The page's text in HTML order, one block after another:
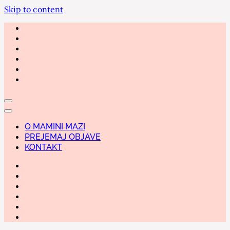
Skip to content
O MAMINI MAZI
PREJEMAJ OBJAVE
KONTAKT